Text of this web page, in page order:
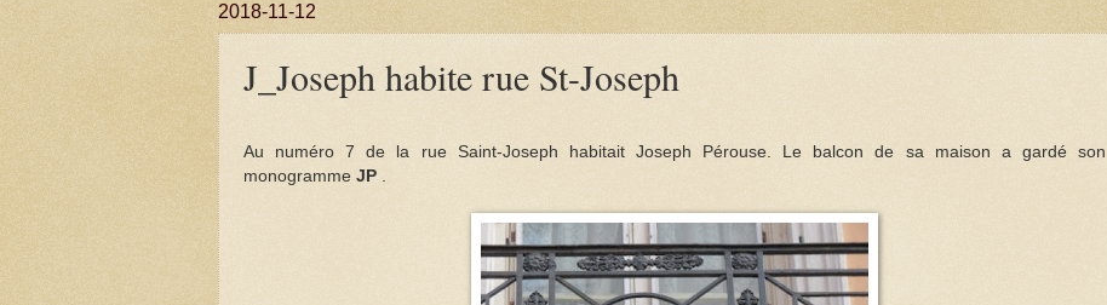
2018-11-12
J_Joseph habite rue St-Joseph
Au numéro 7 de la rue Saint-Joseph habitait Joseph Pérouse. Le balcon de sa maison a gardé son
monogramme JP